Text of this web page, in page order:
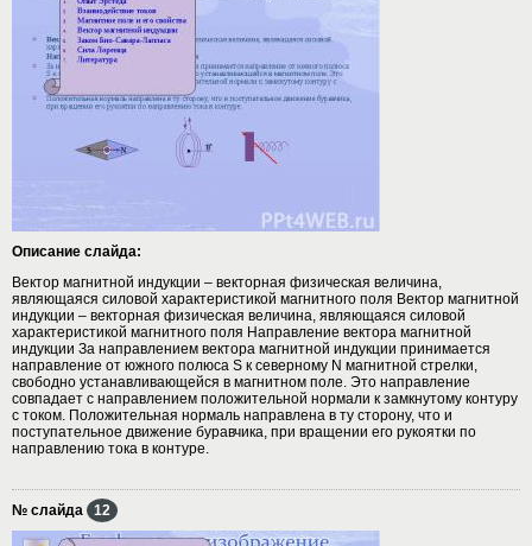
Описание слайда:
Вектор магнитной индукции – векторная физическая величина,
являющаяся силовой характеристикой магнитного поля Вектор магнитной
индукции – векторная физическая величина, являющаяся силовой
характеристикой магнитного поля Направление вектора магнитной
индукции За направлением вектора магнитной индукции принимается
направление от южного полюса S к северному N магнитной стрелки,
свободно устанавливающейся в магнитном поле. Это направление
совпадает с направлением положительной нормали к замкнутому контуру
с током. Положительная нормаль направлена в ту сторону, что и
поступательное движение буравчика, при вращении его рукоятки по
направлению тока в контуре.
№ слайда 12